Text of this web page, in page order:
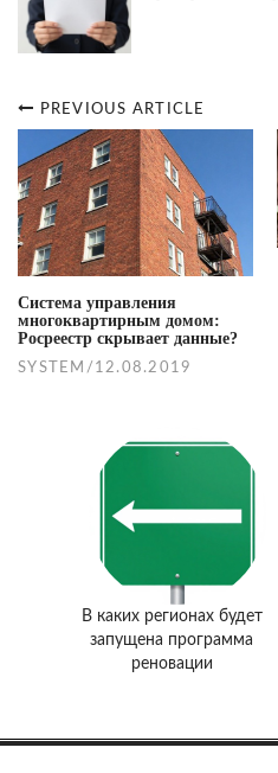
Post
navigation
PREVIOUS ARTICLE
Система управления
многоквартирным домом:
Росреестр скрывает данные?
SYSTEM / 12.08.2019
В каких регионах будет
запущена программа
реновации